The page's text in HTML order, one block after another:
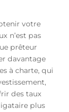
votre
n’est pas
prêteur
davantage
à charte, qui
des taux
plus